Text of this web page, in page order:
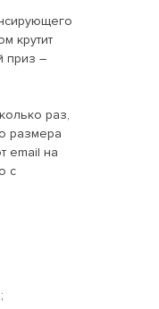
крутит
приз –
раз,
размера
email на
с